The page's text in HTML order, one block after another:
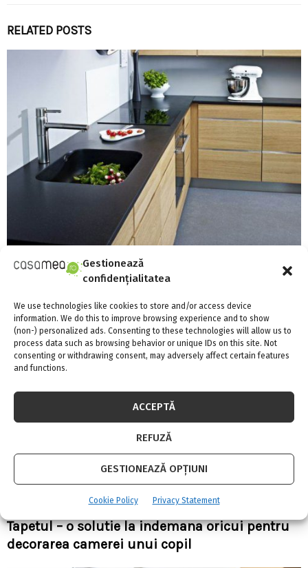
Gestionează
confidențialitatea
We use technologies like cookies to store and/or access device
information. We do this to improve browsing experience and to show
(non-) personalized ads. Consenting to these technologies will allow us to
process data such as browsing behavior or unique IDs on this site. Not
consenting or withdrawing consent, may adversely affect certain features
and functions.
ACCEPTĂ
REFUZĂ
GESTIONEAZĂ OPȚIUNI
Cookie Policy Privacy Statement
RELATED POSTS
Secretul unei bucatarii rafinate: blatul din
granit natural
Tapetul – o solutie la indemana oricui pentru
decorarea camerei unui copil